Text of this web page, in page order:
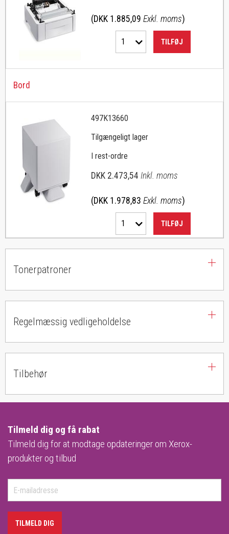
(DKK 1.885,09 Exkl. moms)
1 TILFØJ
Bord
497K13660
Tilgængeligt lager
I rest-ordre
DKK 2.473,54 Inkl. moms
(DKK 1.978,83 Exkl. moms)
1 TILFØJ
Tonerpatroner
Regelmæssig vedligeholdelse
Tilbehør
Tilmeld dig og få rabat
Tilmeld dig for at modtage opdateringer om Xerox-
produkter og tilbud
TILMELD DIG